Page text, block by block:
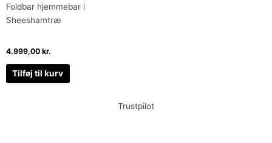
Foldbar hjemmebar i
Sheeshamtræ
4.999,00 kr.
Tilføj til kurv
Trustpilot